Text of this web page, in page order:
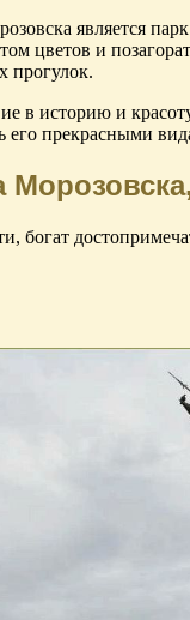
является
цветов и
прогулок.
историю и
его прекрасными
богат